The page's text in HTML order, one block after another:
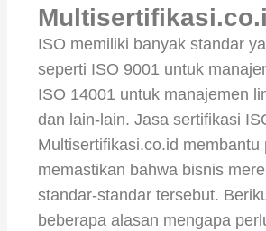
ISO memiliki banyak standar
seperti ISO 9001 untuk
ISO 14001 untuk manajemen
dan lain-lain. Jasa sertifikasi
Multisertifikasi.co.id membantu
memastikan bahwa bisnis
standar-standar tersebut.
beberapa alasan mengapa